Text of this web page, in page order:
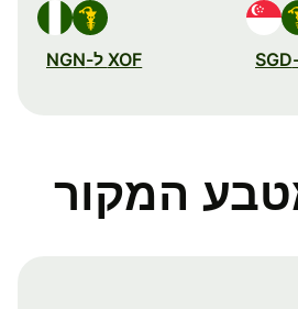
XOF ל-NGN
המקור